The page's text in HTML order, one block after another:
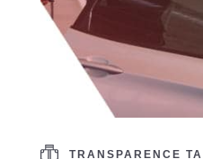
TRANSPARENCE